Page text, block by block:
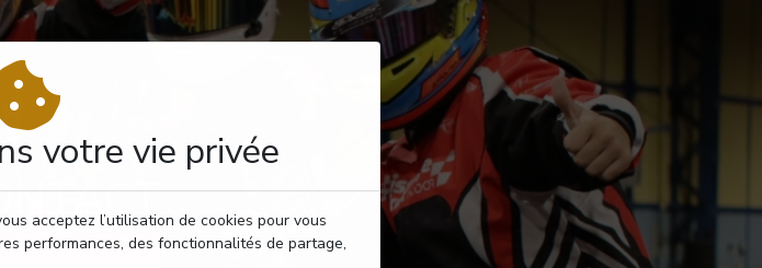
votre vie privée
acceptez l’utilisation de cookies pour vous
performances, des fonctionnalités de partage,
PASSAGE